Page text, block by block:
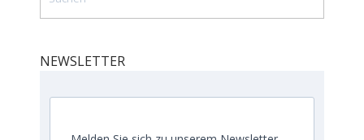
NEWSLETTER